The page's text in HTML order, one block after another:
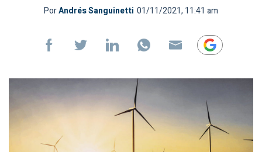
PorAndrés Sanguinetti 01/11/2021, 11:41 am